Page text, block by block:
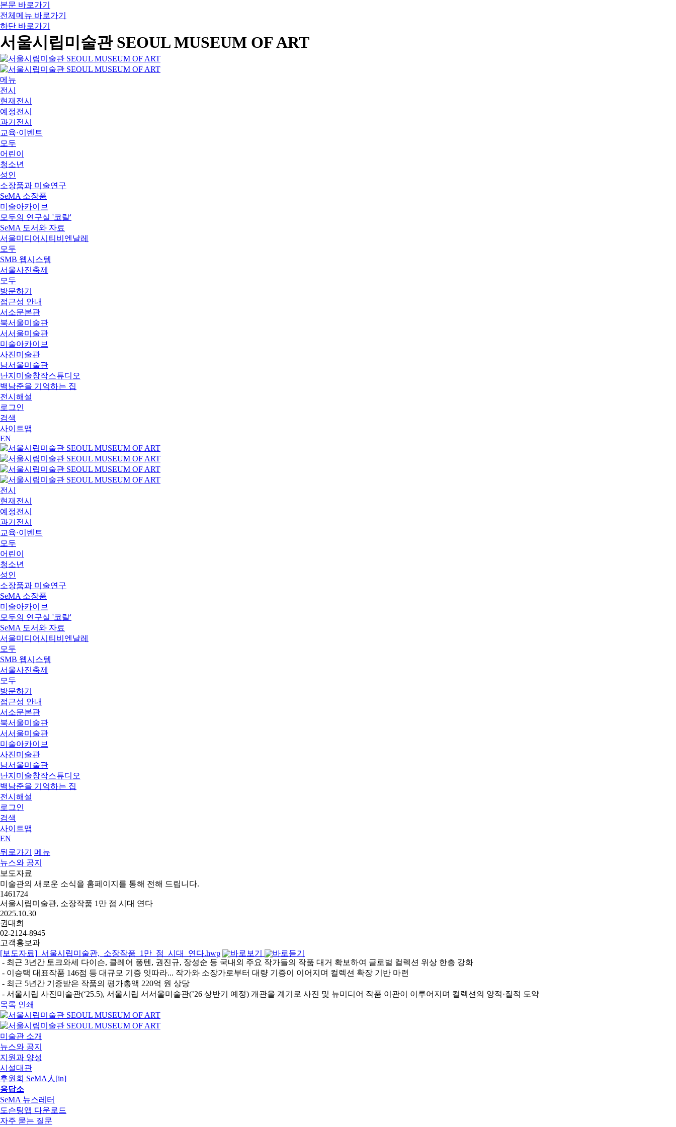
본문 바로가기
전체메뉴 바로가기
하단 바로가기
서울시립미술관 SEOUL MUSEUM OF ART
메뉴
전시
현재전시
예정전시
과거전시
교육·이벤트
모두
어린이
청소년
성인
소장품과 미술연구
SeMA 소장품
미술아카이브
모두의 연구실 '코랄'
SeMA 도서와 자료
서울미디어시티비엔날레
모두
SMB 웹시스템
서울사진축제
모두
방문하기
접근성 안내
서소문본관
북서울미술관
서서울미술관
미술아카이브
사진미술관
남서울미술관
난지미술창작스튜디오
백남준을 기억하는 집
전시해설
로그인
검색
사이트맵
EN
전시
현재전시
예정전시
과거전시
교육·이벤트
모두
어린이
청소년
성인
소장품과 미술연구
SeMA 소장품
미술아카이브
모두의 연구실 '코랄'
SeMA 도서와 자료
서울미디어시티비엔날레
모두
SMB 웹시스템
서울사진축제
모두
방문하기
접근성 안내
서소문본관
북서울미술관
서서울미술관
미술아카이브
사진미술관
남서울미술관
난지미술창작스튜디오
백남준을 기억하는 집
전시해설
로그인
검색
사이트맵
EN
뒤로가기
메뉴
뉴스와 공지
보도자료
미술관의 새로운 소식을 홈페이지를 통해 전해 드립니다.
1461724
서울시립미술관, 소장작품 1만 점 시대 연다
2025.10.30
권대희
02-2124-8945
고객홍보과
[보도자료]_서울시립미술관,_소장작품_1만_점_시대_연다.hwp
- 최근 3년간 토크와세 다이슨, 클레어 퐁텐, 권진규, 장성순 등 국내외 주요 작가들의 작품 대거 확보하여 글로벌 컬렉션 위상 한층 강화
- 이승택 대표작품 146점 등 대규모 기증 잇따라... 작가와 소장가로부터 대량 기증이 이어지며 컬렉션 확장 기반 마련
- 최근 5년간 기증받은 작품의 평가총액 220억 원 상당
- 서울시립 사진미술관(‘25.5), 서울시립 서서울미술관(’26 상반기 예정) 개관을 계기로 사진 및 뉴미디어 작품 이관이 이루어지며 컬렉션의 양적·질적 도약
목록 인쇄
미술관 소개
뉴스와 공지
지원과 양성
시설대관
후원회 SeMA人[in]
응답소
SeMA 뉴스레터
도슨팅앱 다운로드
자주 묻는 질문